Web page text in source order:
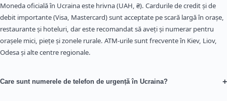
Moneda oficială în Ucraina este hrivna (UAH, ₴). Cardurile de credit și de
debit importante (Visa, Mastercard) sunt acceptate pe scară largă în orașe,
restaurante și hoteluri, dar este recomandat să aveți și numerar pentru
orașele mici, piețe și zonele rurale. ATM-urile sunt frecvente în Kiev, Liov,
Odesa și alte centre regionale.
Care sunt numerele de telefon de urgență în Ucraina? +